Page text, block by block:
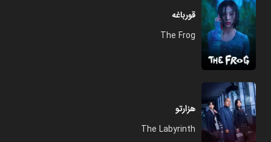
قورباغه
The Frog
هزارتو
The Labyrinth